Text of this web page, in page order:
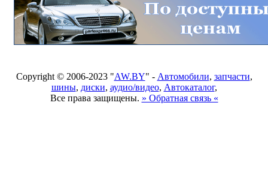
Copyright © 2006-2023 "AW.BY" - Автомобили, запчасти,
шины, диски, аудио/видео, Автокаталог,
Все права защищены. » Обратная связь «